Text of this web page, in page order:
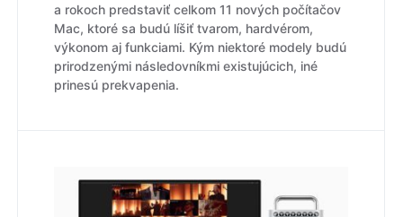
a rokoch predstaviť celkom 11 nových počítačov
Mac, ktoré sa budú líšiť tvarom, hardvérom,
výkonom aj funkciami. Kým niektoré modely budú
prirodzenými následovníkmi existujúcich, iné
prinesú prekvapenia.